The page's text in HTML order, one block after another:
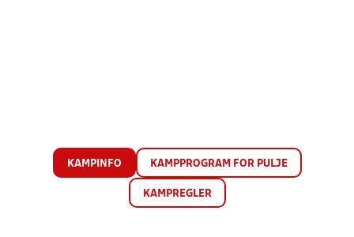
KAMPINFO KAMPPROGRAM FOR PULJE
KAMPREGLER